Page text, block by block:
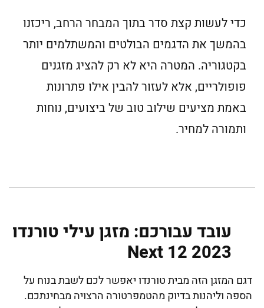
כדי לעשות קצת סדר בתוך המבחר הרחב, ריכזנו
בהמשך את הדגמים הבולטים והמשתלמים יותר
בקטגוריה. המטרה היא לא רק להציג מזגנים
פופולריים, אלא לעזור להבין אילו פתרונות
באמת מציעים שילוב טוב של ביצועים, נוחות
ותמורה למחיר.
‏עובד עבורכם: מזגן עילי טורנדו
Next 12 2023
דגם המזגן הזה מבית טורנדו יאפשר לכם לשבת בנוח על
הספה וליהנות בדיוק מהטמפרטורה הרצויה מבחינתכם.